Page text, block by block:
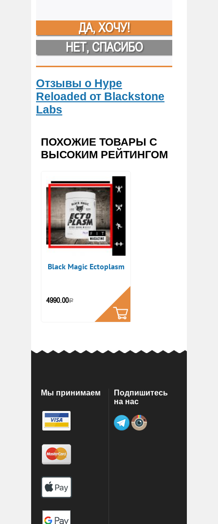
ДА, ХОЧУ!
НЕТ, СПАСИБО
Отзывы о Hype
Reloaded от Blackstone
Labs
ПОХОЖИЕ ТОВАРЫ С
ВЫСОКИМ РЕЙТИНГОМ
Black Magic Ectoplasm
4990.00Р
КУПИТЬ
Мы принимаем
Подпишитесь
на нас